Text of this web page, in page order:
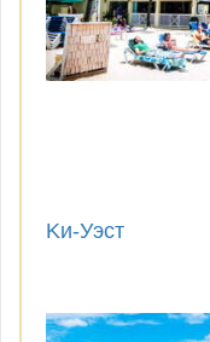
Kи-Уэст